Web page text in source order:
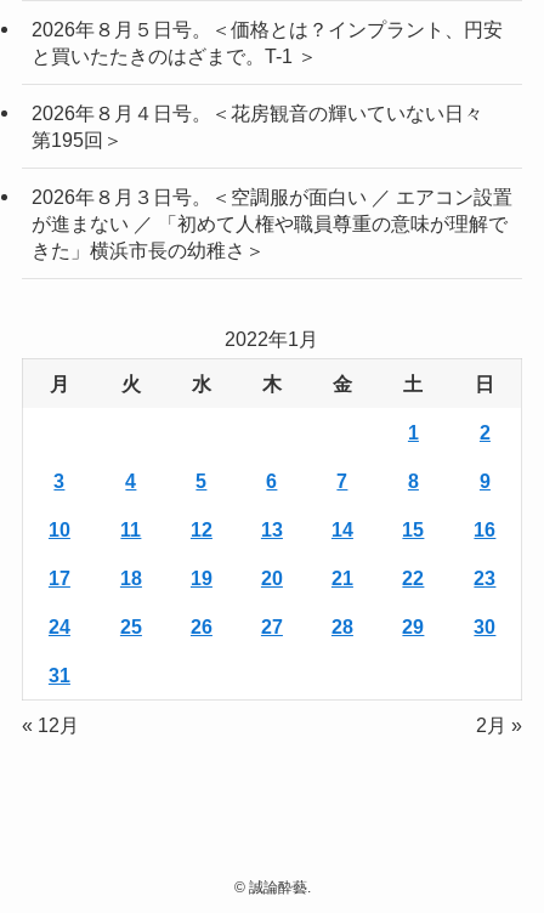
2026年８月５日号。＜価格とは？インプラント、円安
と買いたたきのはざまで。T-1 ＞
2026年８月４日号。＜花房観音の輝いていない日々
第195回＞
2026年８月３日号。＜空調服が面白い ／ エアコン設置
が進まない ／ 「初めて人権や職員尊重の意味が理解で
きた」横浜市長の幼稚さ＞
2022年1月
月 火 水 木 金 土 日
1 2
3 4 5 6 7 8 9
10 11 12 13 14 15 16
17 18 19 20 21 22 23
24 25 26 27 28 29 30
31
« 12月 2月 »
©誠論酔藝.